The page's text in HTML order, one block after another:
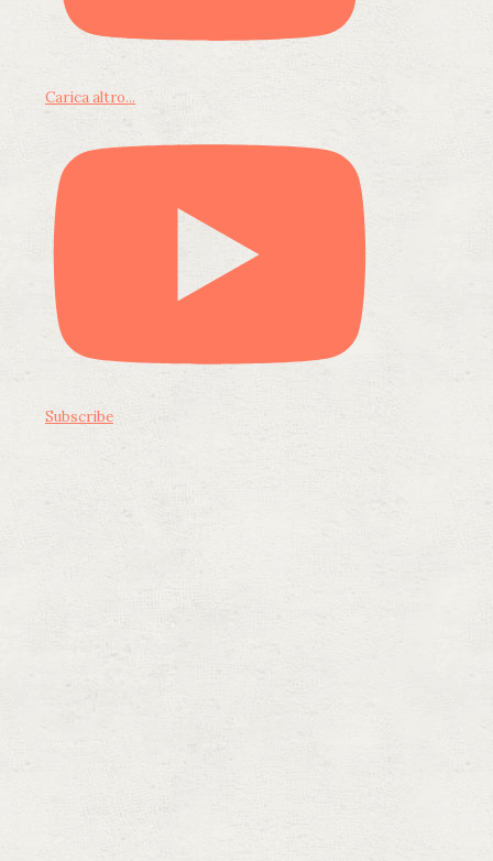
Carica altro...
Subscribe